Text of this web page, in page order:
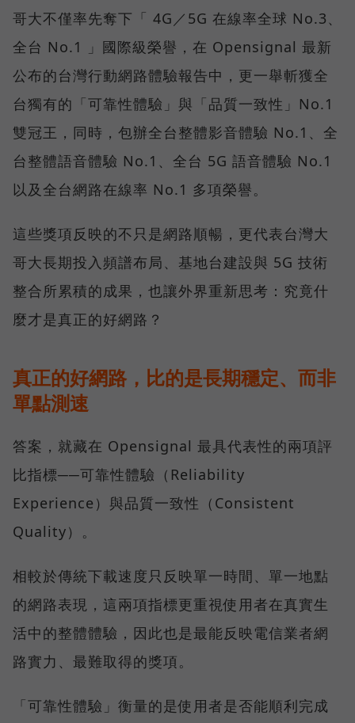
哥大不僅率先奪下「 4G／5G 在線率全球 No.3、
全台 No.1 」國際級榮譽，在 Opensignal 最新
公布的台灣行動網路體驗報告中，更一舉斬獲全
台獨有的「可靠性體驗」與「品質一致性」No.1
雙冠王，同時，包辦全台整體影音體驗 No.1、全
台整體語音體驗 No.1、全台 5G 語音體驗 No.1
以及全台網路在線率 No.1 多項榮譽。
這些獎項反映的不只是網路順暢，更代表台灣大
哥大長期投入頻譜布局、基地台建設與 5G 技術
整合所累積的成果，也讓外界重新思考：究竟什
麼才是真正的好網路？
真正的好網路，比的是長期穩定、而非
單點測速
答案，就藏在 Opensignal 最具代表性的兩項評
比指標──可靠性體驗（Reliability
Experience）與品質一致性（Consistent
Quality）。
相較於傳統下載速度只反映單一時間、單一地點
的網路表現，這兩項指標更重視使用者在真實生
活中的整體體驗，因此也是最能反映電信業者網
路實力、最難取得的獎項。
「可靠性體驗」衡量的是使用者是否能順利完成